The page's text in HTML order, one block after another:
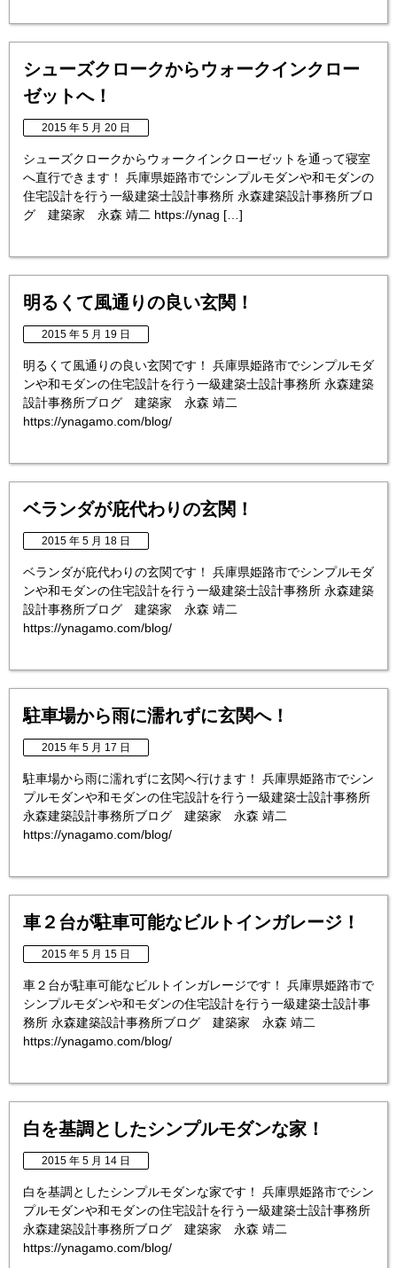
シューズクロークからウォークインクロー
ゼットへ！
2015 年 5 月 20 日
シューズクロークからウォークインクローゼットを通って寝室
へ直行できます！ 兵庫県姫路市でシンプルモダンや和モダンの
住宅設計を行う一級建築士設計事務所 永森建築設計事務所ブロ
グ 建築家 永森 靖二 https://ynag […]
明るくて風通りの良い玄関！
2015 年 5 月 19 日
明るくて風通りの良い玄関です！ 兵庫県姫路市でシンプルモダ
ンや和モダンの住宅設計を行う一級建築士設計事務所 永森建築
設計事務所ブログ 建築家 永森 靖二
https://ynagamo.com/blog/
ベランダが庇代わりの玄関！
2015 年 5 月 18 日
ベランダが庇代わりの玄関です！ 兵庫県姫路市でシンプルモダ
ンや和モダンの住宅設計を行う一級建築士設計事務所 永森建築
設計事務所ブログ 建築家 永森 靖二
https://ynagamo.com/blog/
駐車場から雨に濡れずに玄関へ！
2015 年 5 月 17 日
駐車場から雨に濡れずに玄関へ行けます！ 兵庫県姫路市でシン
プルモダンや和モダンの住宅設計を行う一級建築士設計事務所
永森建築設計事務所ブログ 建築家 永森 靖二
https://ynagamo.com/blog/
車２台が駐車可能なビルトインガレージ！
2015 年 5 月 15 日
車２台が駐車可能なビルトインガレージです！ 兵庫県姫路市で
シンプルモダンや和モダンの住宅設計を行う一級建築士設計事
務所 永森建築設計事務所ブログ 建築家 永森 靖二
https://ynagamo.com/blog/
白を基調としたシンプルモダンな家！
2015 年 5 月 14 日
白を基調としたシンプルモダンな家です！ 兵庫県姫路市でシン
プルモダンや和モダンの住宅設計を行う一級建築士設計事務所
永森建築設計事務所ブログ 建築家 永森 靖二
https://ynagamo.com/blog/